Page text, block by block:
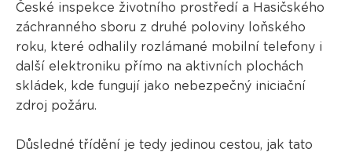
České inspekce životního prostředí a Hasičského
záchranného sboru z druhé poloviny loňského
roku, které odhalily rozlámané mobilní telefony i
další elektroniku přímo na aktivních plochách
skládek, kde fungují jako nebezpečný iniciační
zdroj požáru.
Důsledné třídění je tedy jedinou cestou, jak tato